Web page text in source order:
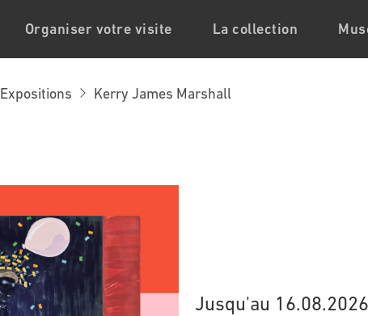
Organiser votre visite La collection
Expositions Kerry James Marshall
Jusqu'au 16.08.2026